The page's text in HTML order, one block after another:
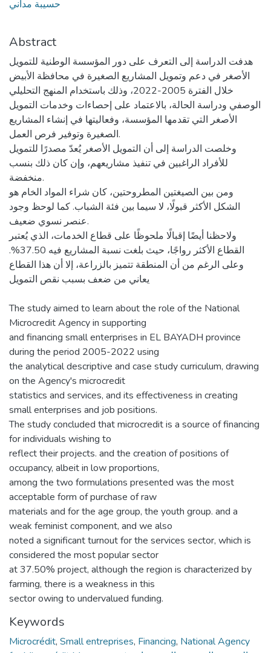
حسيبة مداني
Abstract
هدفت الدراسة إلى التعرف على دور المؤسسة الوطنية للتمويل
الأصغر في دعم وتمويل المشاريع الصغيرة في محافظة الأبيض
خلال الفترة 2005-2022، وذلك باستخدام المنهج التحليلي
الوصفي ودراسة الحالة، بالاعتماد على إحصاءات وخدمات التمويل
الأصغر التي تقدمها المؤسسة، وفعاليتها في إنشاء المشاريع
الصغيرة وتوفير فرص العمل.
وخلصت الدراسة إلى أن التمويل الأصغر يُعدّ مصدرًا للتمويل
للأفراد الراغبين في تنفيذ مشاريعهم، وإن كان ذلك بنسب
منخفضة.
ومن بين الصيغتين المطروحتين، كان شراء المواد الخام هو
الشكل الأكثر قبولًا، لا سيما بين فئة الشباب. كما لوحظ وجود
عنصر نسوي ضعيف.
ولاحظنا أيضًا إقبالًا ملحوظًا على قطاع الخدمات، الذي يُعتبر
القطاع الأكثر رواجًا، حيث بلغت نسبة المشاريع فيه 37.50%.
وعلى الرغم من أن المنطقة تتميز بالزراعة، إلا أن هذا القطاع
يعاني من ضعف بسبب نقص التمويل
The study aimed to learn about the role of the National
Microcredit Agency in supporting
and financing small enterprises in EL BAYADH province
during the period 2005-2022 using
the analytical descriptive and case study curriculum, drawing
on the Agency's microcredit
statistics and services, and its effectiveness in creating
small enterprises and job positions.
The study concluded that microcredit is a source of financing
for individuals wishing to
reflect their projects. and the creation of positions of
occupancy, albeit in low proportions,
among the two formulations presented was the most
acceptable form of purchase of raw
materials and for the age group, the youth group. and a
weak feminist component, and we also
noted a significant turnout for the services sector, which is
considered the most popular sector
at 37.50% project, although the region is characterized by
farming, there is a weakness in this
sector owing to undervalued funding.
Keywords
Microcrédit, Small entreprises, Financing, National Agency